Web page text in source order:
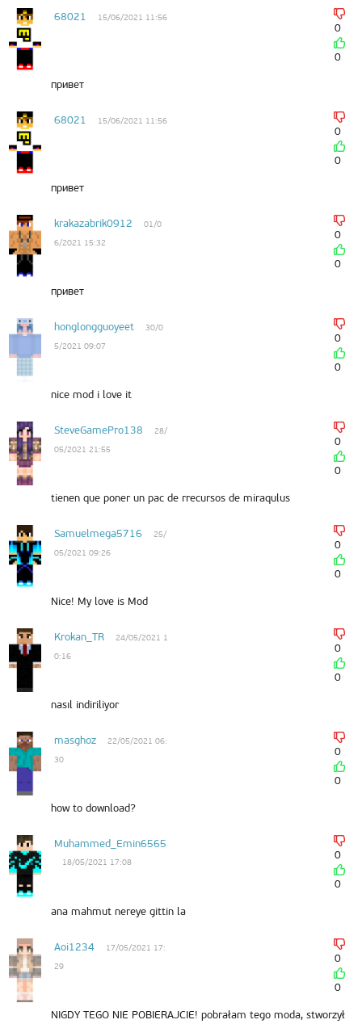
68021 15/06/2021 11:56
0
0
привет
68021 15/06/2021 11:56
0
0
привет
krakazabrik0912
01/0
6/2021 15:32
0
0
привет
honglongguoyeet
30/0
5/2021 09:07
0
0
nice mod i love it
SteveGamePro138
28/
05/2021 21:55
0
0
tienen que poner un pac de rrecursos de miraqulus
Samuelmega5716
25/
05/2021 09:26
0
0
Nice! My love is Mod
Krokan_TR
24/05/2021 1
0:16
0
0
nasıl indiriliyor
masghoz
22/05/2021 06:
30
0
0
how to download?
Muhammed_Emin6565
18/05/2021 17:08
0
0
ana mahmut nereye gittin la
Aoi1234
17/05/2021 17:
29
0
0
NIGDY TEGO NIE POBIERAJCIE! pobrałam tego moda, stworzył